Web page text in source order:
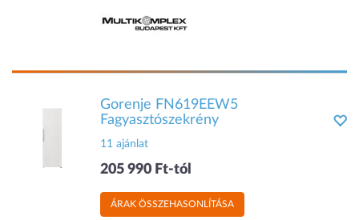
Gorenje FN619EEW5
Fagyasztószekrény
11 ajánlat
205 990 Ft-tól
ÁRAK ÖSSZEHASONLÍTÁSA